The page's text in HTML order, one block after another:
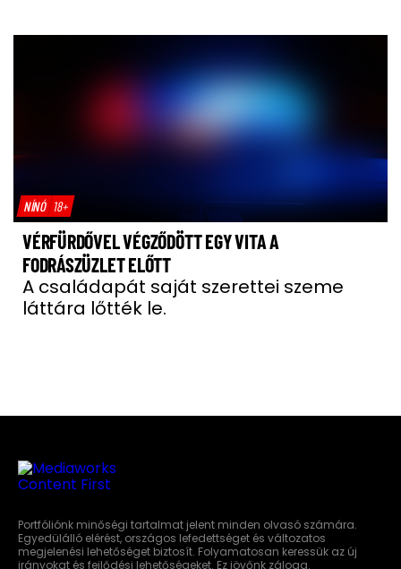
NÍNÓ 18+
VÉRFÜRDŐVEL VÉGZŐDÖTT EGY VITA A
FODRÁSZÜZLET ELŐTT
A családapát saját szerettei szeme
láttára lőtték le.
Portfóliónk minőségi tartalmat jelent minden olvasó számára.
Egyedülálló elérést, országos lefedettséget és változatos
megjelenési lehetőséget biztosít. Folyamatosan keressük az új
irányokat és fejlődési lehetőségeket. Ez jövőnk záloga.